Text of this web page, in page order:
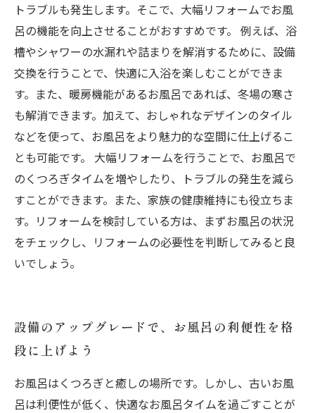
トラブルも発生します。そこで、大幅リフォームでお風
呂の機能を向上させることがおすすめです。 例えば、浴
槽やシャワーの水漏れや詰まりを解消するために、設備
交換を行うことで、快適に入浴を楽しむことができま
す。また、暖房機能があるお風呂であれば、冬場の寒さ
も解消できます。加えて、おしゃれなデザインのタイル
などを使って、お風呂をより魅力的な空間に仕上げるこ
とも可能です。 大幅リフォームを行うことで、お風呂で
のくつろぎタイムを増やしたり、トラブルの発生を減ら
すことができます。また、家族の健康維持にも役立ちま
す。リフォームを検討している方は、まずお風呂の状況
をチェックし、リフォームの必要性を判断してみると良
いでしょう。
設備のアップグレードで、お風呂の利便性を格
段に上げよう
お風呂はくつろぎと癒しの場所です。しかし、古いお風
呂は利便性が低く、快適なお風呂タイムを過ごすことが